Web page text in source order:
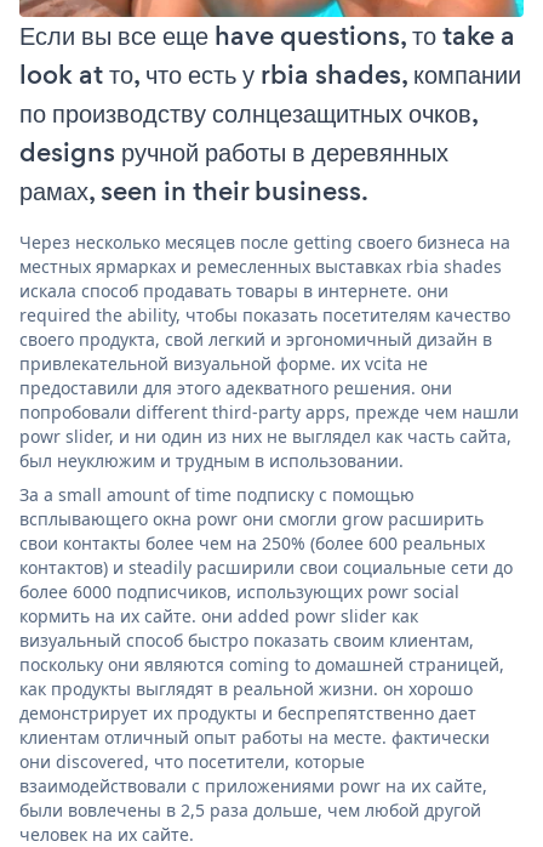
Если вы все еще have questions, то take a
look at то, что есть у rbia shades, компании
по производству солнцезащитных очков,
designs ручной работы в деревянных
рамах, seen in their business.
Через несколько месяцев после getting своего бизнеса на
местных ярмарках и ремесленных выставках rbia shades
искала способ продавать товары в интернете. они
required the ability, чтобы показать посетителям качество
своего продукта, свой легкий и эргономичный дизайн в
привлекательной визуальной форме. их vcita не
предоставили для этого адекватного решения. они
попробовали different third-party apps, прежде чем нашли
powr slider, и ни один из них не выглядел как часть сайта,
был неуклюжим и трудным в использовании.
За a small amount of time подписку с помощью
всплывающего окна powr они смогли grow расширить
свои контакты более чем на 250% (более 600 реальных
контактов) и steadily расширили свои социальные сети до
более 6000 подписчиков, использующих powr social
кормить на их сайте. они added powr slider как
визуальный способ быстро показать своим клиентам,
поскольку они являются coming to домашней страницей,
как продукты выглядят в реальной жизни. он хорошо
демонстрирует их продукты и беспрепятственно дает
клиентам отличный опыт работы на месте. фактически
они discovered, что посетители, которые
взаимодействовали с приложениями powr на их сайте,
были вовлечены в 2,5 раза дольше, чем любой другой
человек на их сайте.